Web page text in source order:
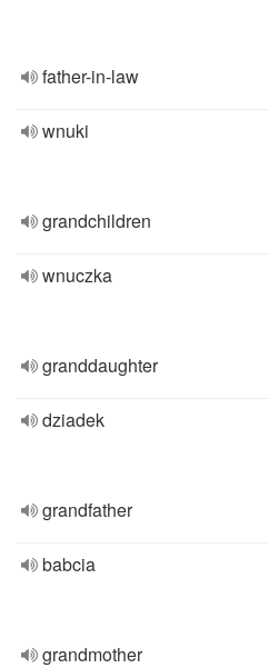
father-in-law
wnuki
grandchildren
wnuczka
granddaughter
dziadek
grandfather
babcia
grandmother